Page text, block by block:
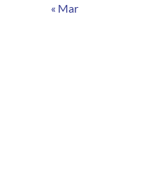
« Mar